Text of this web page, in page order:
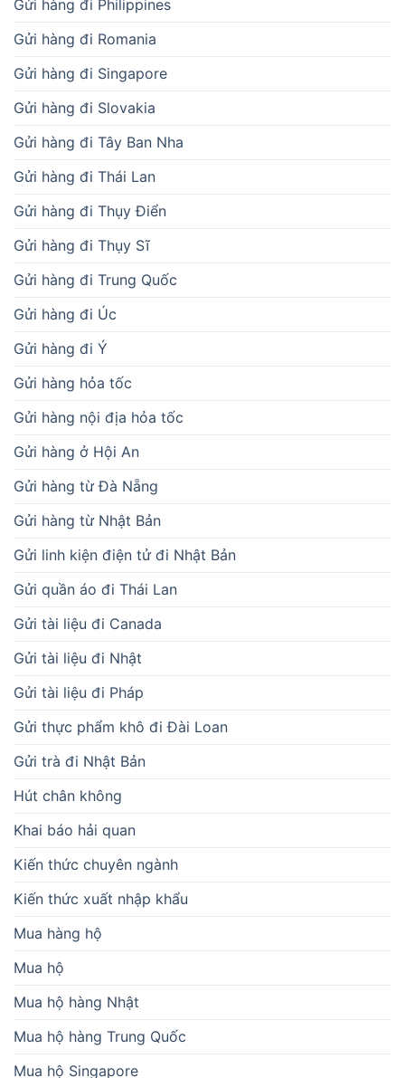
Gửi hàng đi Philippines
Gửi hàng đi Romania
Gửi hàng đi Singapore
Gửi hàng đi Slovakia
Gửi hàng đi Tây Ban Nha
Gửi hàng đi Thái Lan
Gửi hàng đi Thụy Điển
Gửi hàng đi Thụy Sĩ
Gửi hàng đi Trung Quốc
Gửi hàng đi Úc
Gửi hàng đi Ý
Gửi hàng hỏa tốc
Gửi hàng nội địa hỏa tốc
Gửi hàng ở Hội An
Gửi hàng từ Đà Nẵng
Gửi hàng từ Nhật Bản
Gửi linh kiện điện tử đi Nhật Bản
Gửi quần áo đi Thái Lan
Gửi tài liệu đi Canada
Gửi tài liệu đi Nhật
Gửi tài liệu đi Pháp
Gửi thực phẩm khô đi Đài Loan
Gửi trà đi Nhật Bản
Hút chân không
Khai báo hải quan
Kiến thức chuyên ngành
Kiến thức xuất nhập khẩu
Mua hàng hộ
Mua hộ
Mua hộ hàng Nhật
Mua hộ hàng Trung Quốc
Mua hộ Singapore